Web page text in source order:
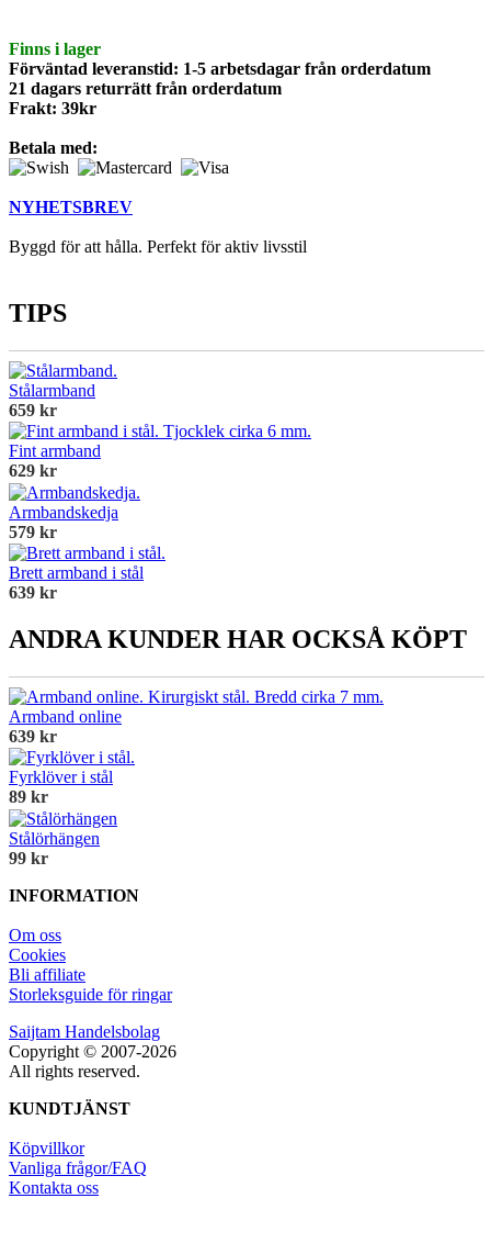
Finns i lager
Förväntad leveranstid: 1-5 arbetsdagar från orderdatum
21 dagars returrätt från orderdatum
Frakt: 39kr
Betala med:
NYHETSBREV
Byggd för att hålla. Perfekt för aktiv livsstil
TIPS
Stålarmband
659 kr
Fint armband
629 kr
Armbandskedja
579 kr
Brett armband i stål
639 kr
ANDRA KUNDER HAR OCKSÅ KÖPT
Armband online
639 kr
Fyrklöver i stål
89 kr
Stålörhängen
99 kr
INFORMATION
Om oss
Cookies
Bli affiliate
Storleksguide för ringar
Saijtam Handelsbolag
Copyright © 2007-2026
All rights reserved.
KUNDTJÄNST
Köpvillkor
Vanliga frågor/FAQ
Kontakta oss